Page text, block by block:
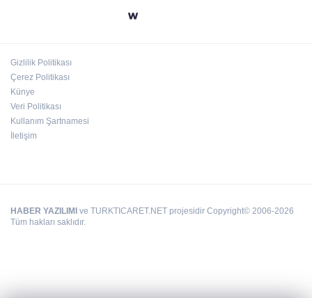
Dezavantajlı çocuklar Şehitkamil’de sporla
Gizlilik Politikası
Çerez Politikası
Künye
Veri Politikası
Kullanım Şartnamesi
İletişim
HABER YAZILIMI ve TURKTICARET.NET projesidir Copyright© 2006-2026
Tüm hakları saklıdır.